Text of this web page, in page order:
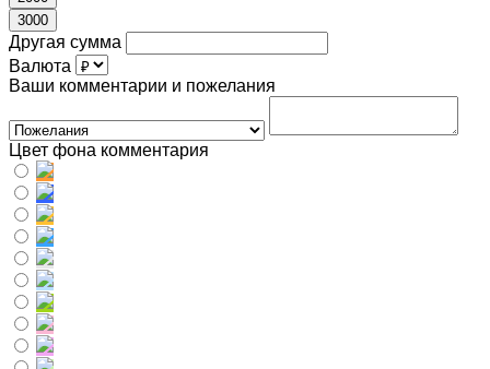
3000
Другая сумма
Валюта
Ваши комментарии и пожелания
Цвет фона комментария